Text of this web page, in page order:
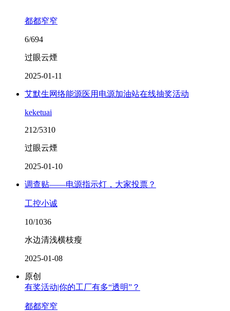
都都窄窄
6/694
过眼云煙
2025-01-11
艾默生网络能源医用电源加油站在线抽奖活动
keketuai
212/5310
过眼云煙
2025-01-10
调查贴——电源指示灯，大家投票？
工控小诚
10/1036
水边清浅横枝瘦
2025-01-08
原创
有奖活动|你的工厂有多“透明”？
都都窄窄